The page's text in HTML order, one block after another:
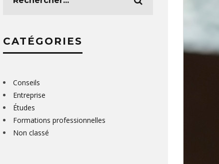
CATÉGORIES
Conseils
Entreprise
Études
Formations professionnelles
Non classé